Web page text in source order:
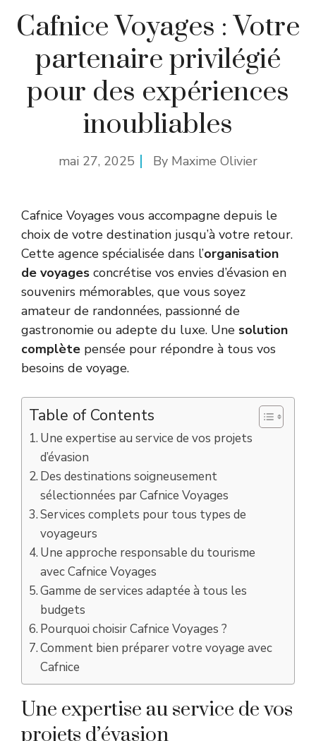
Cafnice Voyages : Votre
partenaire privilégié
pour des expériences
inoubliables
mai 27, 2025 By Maxime Olivier
Cafnice Voyages vous accompagne depuis le
choix de votre destination jusqu’à votre retour.
Cette agence spécialisée dans l’organisation
de voyages concrétise vos envies d’évasion en
souvenirs mémorables, que vous soyez
amateur de randonnées, passionné de
gastronomie ou adepte du luxe. Une solution
complète pensée pour répondre à tous vos
besoins de voyage.
Table of Contents
Une expertise au service de vos projets
d’évasion
Des destinations soigneusement
sélectionnées par Cafnice Voyages
Services complets pour tous types de
voyageurs
Une approche responsable du tourisme
avec Cafnice Voyages
Gamme de services adaptée à tous les
budgets
Pourquoi choisir Cafnice Voyages ?
Comment bien préparer votre voyage avec
Cafnice
Une expertise au service de vos
projets d’évasion